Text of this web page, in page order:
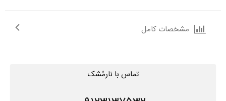
مشخصات کامل
تماس با نارمُشک